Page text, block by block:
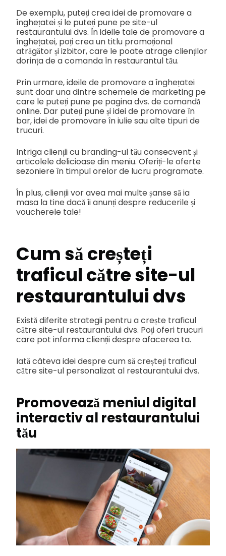
De exemplu, puteți crea idei de promovare a
înghețatei și le puteți pune pe site-ul
restaurantului dvs. În ideile tale de promovare a
înghețatei, poți crea un titlu promoțional
atrăgător și izbitor, care le poate atrage clienților
dorința de a comanda în restaurantul tău.
Prin urmare, ideile de promovare a înghețatei
sunt doar una dintre schemele de marketing pe
care le puteți pune pe pagina dvs. de comandă
online. Dar puteți pune și idei de promovare în
bar, idei de promovare în iulie sau alte tipuri de
trucuri.
Intriga clienții cu branding-ul tău consecvent și
articolele delicioase din meniu. Oferiți-le oferte
sezoniere în timpul orelor de lucru programate.
În plus, clienții vor avea mai multe șanse să ia
masa la tine dacă îi anunți despre reducerile și
voucherele tale!
Cum să creșteți
traficul către site-ul
restaurantului dvs
Există diferite strategii pentru a crește traficul
către site-ul restaurantului dvs. Poți oferi trucuri
care pot informa clienții despre afacerea ta.
Iată câteva idei despre cum să creșteți traficul
către site-ul personalizat al restaurantului dvs.
Promovează meniul digital
interactiv al restaurantului
tău